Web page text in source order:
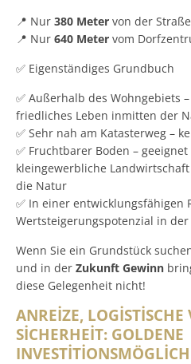
📍 Nur 380 Meter von der
📍 Nur 640 Meter vom
✅ Eigenständiges Grundbuch
✅ Außerhalb des Wohngebiets
friedliches Leben inmitten der
✅ Sehr nah am Katasterweg –
✅ Fruchtbarer Boden –
kleingewerbliche
die Natur
✅ In einer entwicklungsfähigen
Wertsteigerungspotenzial in
Wenn Sie ein Grundstück
und in der Zukunft Gewinn
diese Gelegenheit nicht!
ANREİZE,
SİCHERHEİT: GOLDENE